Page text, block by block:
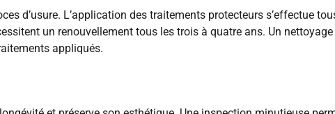
d’usure. L’application des traitements protecteurs s’effectue
un renouvellement tous les trois à quatre ans. Un
appliqués.